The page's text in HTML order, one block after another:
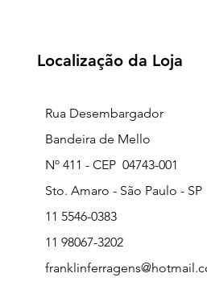
Localização da Loja
Rua Desembargador
Bandeira de Mello
Nº 411 - CEP 04743-001
Sto. Amaro - São Paulo - SP
11 5546-0383
11 98067-3202